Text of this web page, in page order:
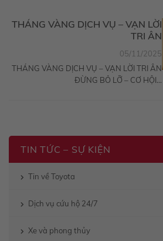
TIN TỨC – SỰ KIỆN
Tin về Toyota
Dịch vụ cứu hộ 24/7
Xe và phong thủy
THÁNG VÀNG DỊCH VỤ – VẠN LỜI
TRI ÂN
THÁNG VÀNG DỊCH VỤ – VẠN LỜI TRI ÂN
ĐỪNG BỎ LỠ – CƠ HỘI...
05/11/2025